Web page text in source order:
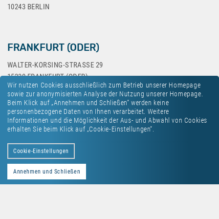
Wir nutzen Cookies ausschließlich zum Betrieb unserer Homepage
sowie zur anonymisierten Analyse der Nutzung unserer Homepage.
Beim Klick auf „Annehmen und Schließen“ werden keine
personenbezogene Daten von Ihnen verarbeitet. Weitere
Informationen und die Möglichkeit der Aus- und Abwahl von Cookies
erhalten Sie beim Klick auf „Cookie-Einstellungen“.
Cookie-Einstellungen
Annehmen und Schließen
10243 BERLIN
FRANKFURT (ODER)
WALTER-KORSING-STRASSE 29
15230 FRANKFURT (ODER)